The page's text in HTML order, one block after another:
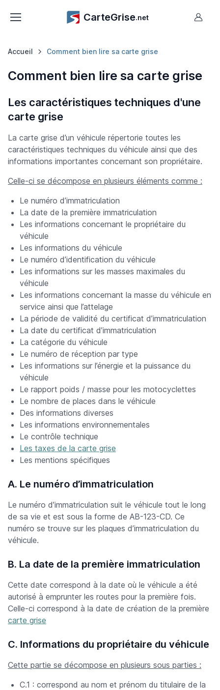
CarteGrise.net
Accueil Comment bien lire sa carte grise
Comment bien lire sa carte grise
Les caractéristiques techniques d'une
carte grise
La carte grise d’un véhicule répertorie toutes les
caractéristiques techniques du véhicule ainsi que des
informations importantes concernant son propriétaire.
Celle-ci se décompose en plusieurs éléments comme :
Le numéro d’immatriculation
La date de la première immatriculation
Les informations concernant le propriétaire du
véhicule
Les informations du véhicule
Le numéro d’identification du véhicule
Les informations sur les masses maximales du
véhicule
Les informations concernant la masse du véhicule en
service ainsi que l’attelage
La période de validité du certificat d’immatriculation
La date du certificat d’immatriculation
La catégorie du véhicule
Le numéro de réception par type
Les informations sur l’énergie et la puissance du
véhicule
Le rapport poids / masse pour les motocyclettes
Le nombre de places dans le véhicule
Des informations diverses
Les informations environnementales
Le contrôle technique
Les taxes de la carte grise
Les mentions spécifiques
A. Le numéro d’immatriculation
Le numéro d’immatriculation suit le véhicule tout le long
de sa vie et est sous la forme de AB-123-CD. Ce
numéro se trouve sur les plaques d’immatriculation du
véhicule.
B. La date de la première immatriculation
Cette date correspond à la date où le véhicule a été
autorisé à emprunter les routes pour la première fois.
Celle-ci correspond à la date de création de la première
carte grise
C. Informations du propriétaire du véhicule
Cette partie se décompose en plusieurs sous parties :
C.1 : correspond au nom et prénom du titulaire de la